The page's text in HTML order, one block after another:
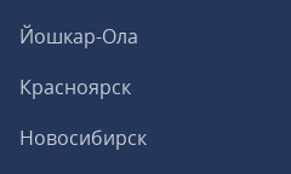
Йошкар-Ола
Красноярск
Новосибирск